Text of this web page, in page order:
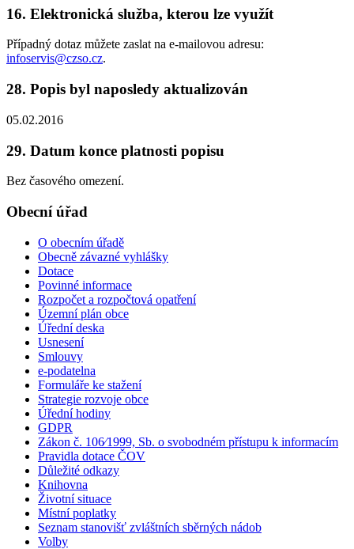
16. Elektronická služba, kterou lze využít
Případný dotaz můžete zaslat na e-mailovou adresu:
infoservis@czso.cz.
28. Popis byl naposledy aktualizován
05.02.2016
29. Datum konce platnosti popisu
Bez časového omezení.
Obecní úřad
O obecním úřadě
Obecně závazné vyhlášky
Dotace
Povinné informace
Rozpočet a rozpočtová opatření
Územní plán obce
Úřední deska
Usnesení
Smlouvy
e-podatelna
Formuláře ke stažení
Strategie rozvoje obce
Úřední hodiny
GDPR
Zákon č. 106⁄1999, Sb. o svobodném přístupu k informacím
Pravidla dotace ČOV
Důležité odkazy
Knihovna
Životní situace
Místní poplatky
Seznam stanovišť zvláštních sběrných nádob
Volby